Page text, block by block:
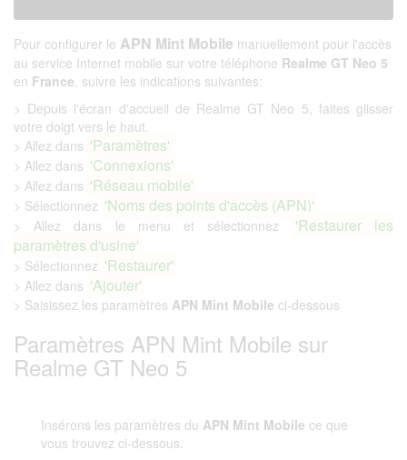
Pour configurer le APN Mint Mobile manuellement pour l'accès
au service Internet mobile sur votre téléphone Realme GT Neo 5
en France, suivre les indications suivantes:
> Depuis l'écran d'accueil de Realme GT Neo 5, faites glisser
votre doigt vers le haut.
> Allez dans 'Paramètres'
> Allez dans 'Connexions'
> Allez dans 'Réseau mobile'
> Sélectionnez 'Noms des points d'accès (APN)'
> Allez dans le menu et sélectionnez
'Restaurer les
paramètres d'usine'
> Sélectionnez 'Restaurer'
> Allez dans 'Ajouter'
> Saisissez les paramètres APN Mint Mobile ci-dessous
Paramètres APN Mint Mobile sur
Realme GT Neo 5
Insérons les paramètres du APN Mint Mobile ce que
vous trouvez ci-dessous.